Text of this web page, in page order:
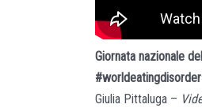
Giornata nazionale
Giulia Pittaluga –